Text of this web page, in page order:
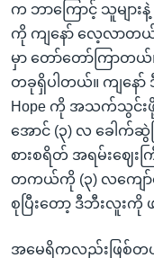
က ဘာကြောင့် သူမျာ
ကို ကျနော် လေ့လာတ
မှာ တော်တော်ကြာတ
တခုရှိပါတယ်။ ကျနေ
Hope ကို အသက်သွင်း
အောင် (၃) လ ခေါက်ဆွဲ
စားစရိတ် အရမ်းဈေး
တကယ်ကို (၃) လကျော်က
စုပြီးတော့ ဒီဘီးလူးကို
အမေရိကလည်းဖြစ်တယ်